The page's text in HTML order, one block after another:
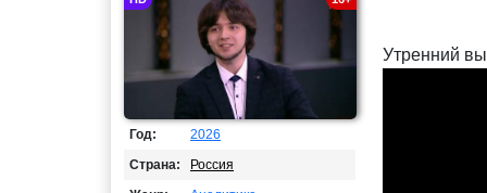
Год:
2026
Страна:
Россия
Утренний